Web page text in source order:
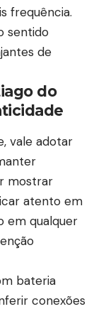
frequência.
sentido
de
do
vale adotar
mostrar
atento em
em qualquer
bateria
conexões